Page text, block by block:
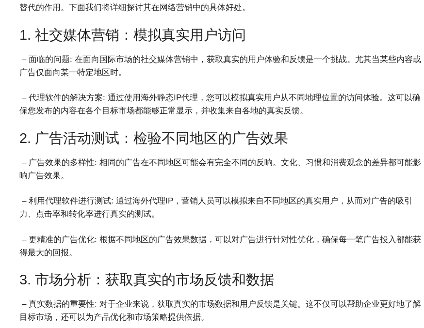
替代的作用。下面我们将详细探讨其在网络营销中的具体好处。
1. 社交媒体营销：模拟真实用户访问
– 面临的问题: 在面向国际市场的社交媒体营销中，获取真实的用户体验和反馈是一个挑战。尤其当某些内容或
广告仅面向某一特定地区时。
– 代理软件的解决方案: 通过使用海外静态IP代理，您可以模拟真实用户从不同地理位置的访问体验。这可以确
保您发布的内容在各个目标市场都能够正常显示，并收集来自各地的真实反馈。
2. 广告活动测试：检验不同地区的广告效果
– 广告效果的多样性: 相同的广告在不同地区可能会有完全不同的反响。文化、习惯和消费观念的差异都可能影
响广告效果。
– 利用代理软件进行测试: 通过海外代理IP，营销人员可以模拟来自不同地区的真实用户，从而对广告的吸引
力、点击率和转化率进行真实的测试。
– 更精准的广告优化: 根据不同地区的广告效果数据，可以对广告进行针对性优化，确保每一笔广告投入都能获
得最大的回报。
3. 市场分析：获取真实的市场反馈和数据
– 真实数据的重要性: 对于企业来说，获取真实的市场数据和用户反馈是关键。这不仅可以帮助企业更好地了解
目标市场，还可以为产品优化和市场策略提供依据。